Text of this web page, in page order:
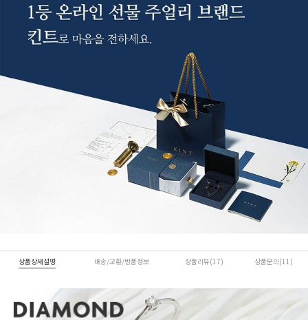
상품상세설명 배송/교환/반품정보 상품리뷰(17) 상품문의(11)